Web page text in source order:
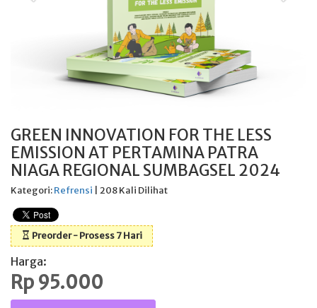
GREEN INNOVATION FOR THE LESS
EMISSION AT PERTAMINA PATRA
NIAGA REGIONAL SUMBAGSEL 2024
Kategori:Refrensi | 208 Kali Dilihat
Preorder - Prosess 7 Hari
Harga:
Rp 95.000